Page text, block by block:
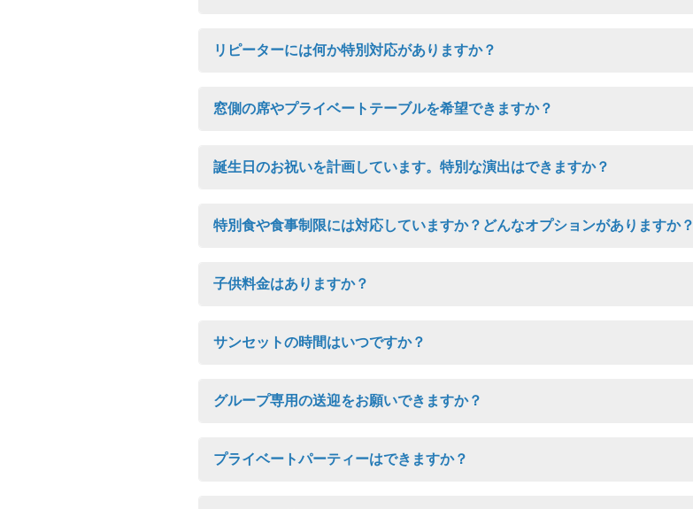
リピーターには何か特別対応がありますか？
窓側の席やプライベートテーブルを希望できますか？
誕生日のお祝いを計画しています。特別な演出はできますか？
特別食や食事制限には対応していますか？どんなオプションがありますか？
子供料金はありますか？
サンセットの時間はいつですか？
グループ専用の送迎をお願いできますか？
プライベートパーティーはできますか？